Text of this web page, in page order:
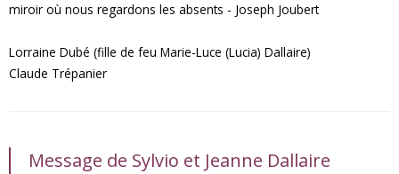
miroir où nous regardons les absents - Joseph Joubert
Lorraine Dubé (fille de feu Marie-Luce (Lucia) Dallaire)
Claude Trépanier
Message de Sylvio et Jeanne Dallaire